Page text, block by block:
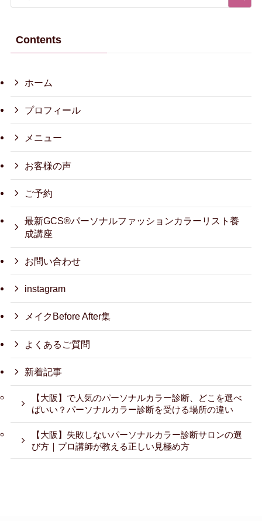
Contents
ホーム
プロフィール
メニュー
お客様の声
ご予約
最新GCS®パーソナルファッションカラーリスト養
成講座
お問い合わせ
instagram
メイクBefore After集
よくあるご質問
新着記事
【大阪】で人気のパーソナルカラー診断、どこを選べ
ばいい？パーソナルカラー診断を受ける場所の違い
【大阪】失敗しないパーソナルカラー診断サロンの選
び方｜プロ講師が教える正しい見極め方